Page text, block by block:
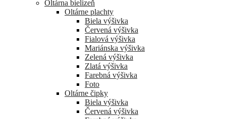
Oltárna bielizeň
Oltárne plachty
Biela výšivka
Červená výšivka
Fialová výšivka
Mariánska výšivka
Zelená výšivka
Zlatá výšivka
Farebná výšivka
Foto
Oltárne čipky
Biela výšivka
Červená výšivka